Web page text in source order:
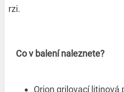
rzi.
Co v balení naleznete?
Orion grilovací litinová